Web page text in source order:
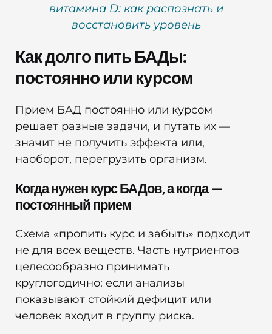
витамина D: как распознать и
восстановить уровень
Как долго пить БАДы:
постоянно или курсом
Прием БАД постоянно или курсом
решает разные задачи, и путать их —
значит не получить эффекта или,
наоборот, перегрузить организм.
Когда нужен курс БАДов, а когда —
постоянный прием
Схема «пропить курс и забыть» подходит
не для всех веществ. Часть нутриентов
целесообразно принимать
круглогодично: если анализы
показывают стойкий дефицит или
человек входит в группу риска.